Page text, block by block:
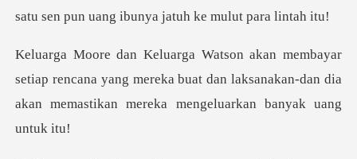
p rencana yang mereka buat dan laksanakan-dan dia
akan